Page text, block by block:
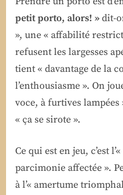
petit porto, alors! » dit-
», une « affabilité
refusent les largesses
tient « davantage de la
l’enthousiasme ». On
voce, à furtives
« ça se sirote ».
Ce qui est en jeu, c’est
parcimonie affectée ».
à l’« amertume